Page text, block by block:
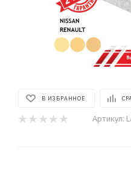
В ИЗБРАННОЕ
Артикул: